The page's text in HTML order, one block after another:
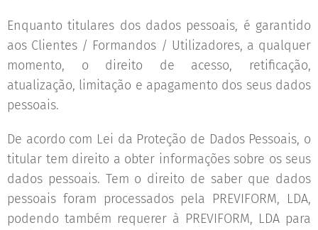
Enquanto titulares dos dados pessoais, é garantido
aos Clientes / Formandos / Utilizadores, a qualquer
momento, o direito de acesso, retificação,
atualização, limitação e apagamento dos seus dados
pessoais.
De acordo com Lei da Proteção de Dados Pessoais, o
titular tem direito a obter informações sobre os seus
dados pessoais. Tem o direito de saber que dados
pessoais foram processados pela PREVIFORM, LDA,
podendo também requerer à PREVIFORM, LDA para